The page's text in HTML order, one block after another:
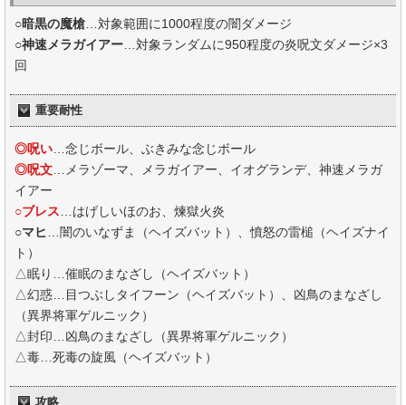
○暗黒の魔槍 …対象範囲に1000程度の闇ダメージ
○神速メラガイアー …対象ランダムに950程度の炎呪文ダメージ×3
回
重要耐性
◎呪い …念じボール、ぶきみな念じボール
◎呪文 …メラゾーマ、メラガイアー、イオグランデ、神速メラガ
イアー
○ブレス …はげしいほのお、煉獄火炎
○マヒ
…闇のいなずま（ヘイズバット）、憤怒の雷槌（ヘイズナイ
ト）
△眠り…催眠のまなざし（ヘイズバット）
△幻惑…目つぶしタイフーン（ヘイズバット）、凶鳥のまなざし
（異界将軍ゲルニック）
△封印…凶鳥のまなざし（異界将軍ゲルニック）
△毒…死毒の旋風（ヘイズバット）
攻略